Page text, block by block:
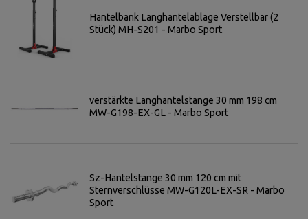
Hantelbank Langhantelablage Verstellbar (2
Stück) MH-S201 - Marbo Sport
verstärkte Langhantelstange 30 mm 198 cm
MW-G198-EX-GL - Marbo Sport
Sz-Hantelstange 30 mm 120 cm mit
Sternverschlüsse MW-G120L-EX-SR - Marbo
Sport